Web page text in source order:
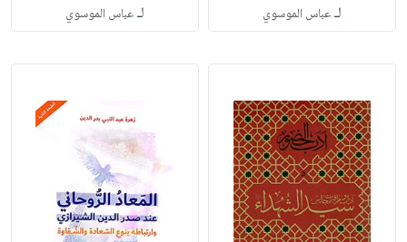
لـعباس الموسوي لـعباس الموسوي